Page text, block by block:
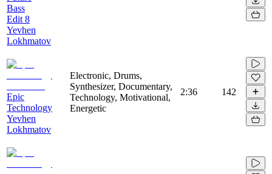
Bass
Edit 8
Yevhen
Lokhmatov
Epic
Technology
Yevhen
Lokhmatov
Electronic, Drums,
Synthesizer, Documentary,
Technology, Motivational,
Energetic
2:36 142